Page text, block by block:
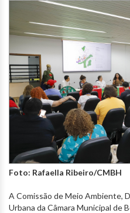
Foto: Rafaella Ribeiro/CMBH
A Comissão de Meio Ambiente,
Urbana da Câmara Municipal de